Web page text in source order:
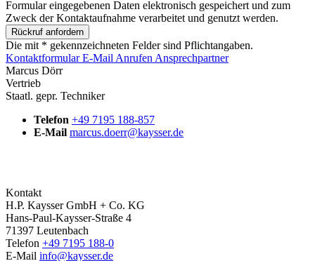
Formular eingegebenen Daten elektronisch gespeichert und zum
Zweck der Kontaktaufnahme verarbeitet und genutzt werden.
Rückruf anfordern
Die mit * gekennzeichneten Felder sind Pflichtangaben.
Kontaktformular E-Mail Anrufen Ansprechpartner
Marcus Dörr
Vertrieb
Staatl. gepr. Techniker
Telefon +49 7195 188-857
E-Mail marcus.doerr@kaysser.de
Kontakt
H.P. Kaysser GmbH + Co. KG
Hans-Paul-Kaysser-Straße 4
71397 Leutenbach
Telefon +49 7195 188-0
E-Mail info@kaysser.de